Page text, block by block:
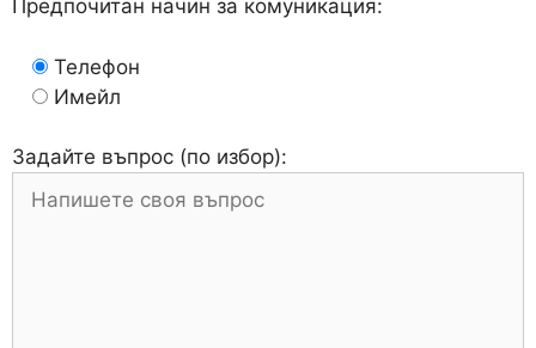
Предпочитан начин за комуникация:
Телефон
Имейл
Задайте въпрос (по избор):